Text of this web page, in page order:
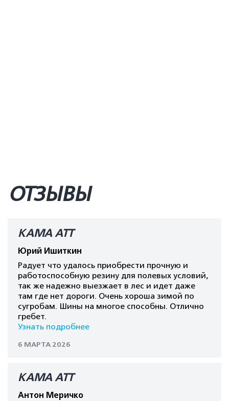
ОТЗЫВЫ
КАМА АТТ
Юрий Ишиткин
Радует что удалось приобрести прочную и
работоспособную резину для полевых условий,
так же надежно выезжает в лес и идет даже
там где нет дороги. Очень хороша зимой по
сугробам. Шины на многое способны. Отлично
гребет.
Узнать подробнее
6 МАРТА 2026
КАМА АТТ
Антон Меричко